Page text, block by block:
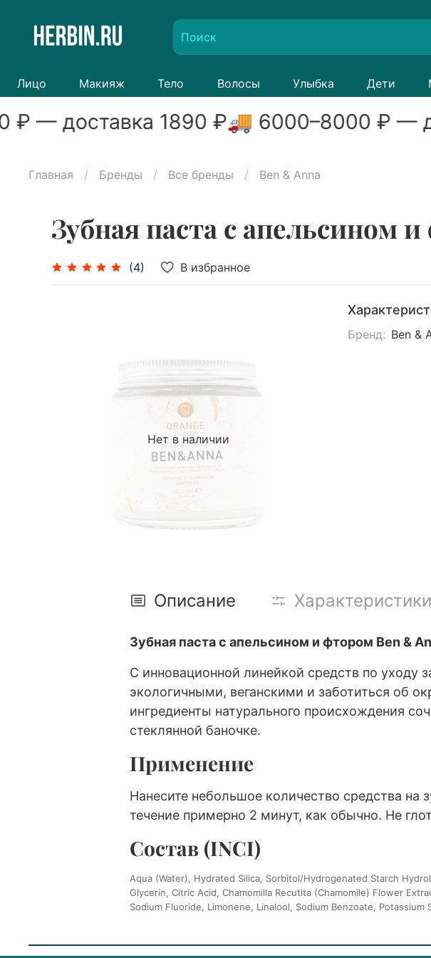
Лицо Макияж Тело Волосы Улыбка Дети
₽ — доставка 1890₽🚚 6000–8000₽ —
Главная Бренды Все бренды Ben & Anna
Зубная паста с апельсином
(4) В избранное
Нет в наличии
Бренд: Ben &
Описание Характеристики
Зубная паста с апельсином и фтором Ben &
С инновационной линейкой средств по уходу
экологичными, веганскими и заботиться об
ингредиенты натурального происхождения
стеклянной баночке.
Применение
Нанесите небольшое количество средства
течение примерно 2 минут, как обычно. Не
Состав (INCI)
Aqua (Water), Hydrated Silica, Sorbitol/Hydrogenated Starch
Glycerin, Citric Acid, Chamomilla Recutita (Chamomile) Flower
Sodium Fluoride, Limonene, Linalool, Sodium Benzoate, Potassium